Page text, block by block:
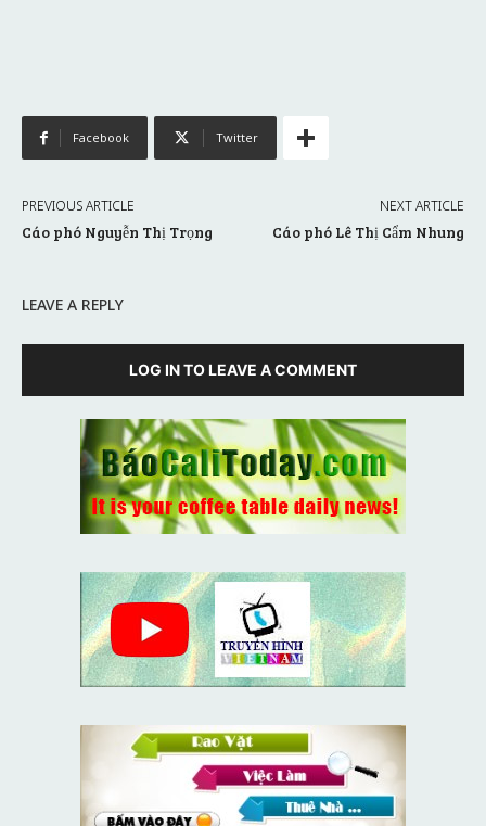
Facebook Twitter
PREVIOUS ARTICLE
Cáo phó Nguyễn Thị Trọng
NEXT ARTICLE
Cáo phó Lê Thị Cẩm Nhung
LEAVE A REPLY
LOG IN TO LEAVE A COMMENT